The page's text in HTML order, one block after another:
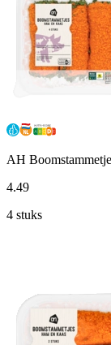
AH
4.49
4 stuks